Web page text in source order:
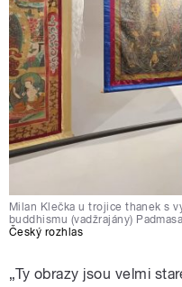
Milan Klečka u trojice thanek s
buddhismu (vadžrajány)
Český rozhlas
„Ty obrazy jsou velmi